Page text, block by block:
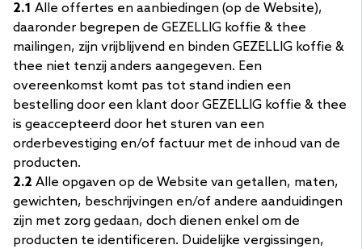
2.1 Alle offertes en aanbiedingen (op de Website),
daaronder begrepen de GEZELLIG koffie & thee
mailingen, zijn vrijblijvend en binden GEZELLIG koffie &
thee niet tenzij anders aangegeven. Een
overeenkomst komt pas tot stand indien een
bestelling door een klant door GEZELLIG koffie & thee
is geaccepteerd door het sturen van een
orderbevestiging en/of factuur met de inhoud van de
producten.
2.2 Alle opgaven op de Website van getallen, maten,
gewichten, beschrijvingen en/of andere aanduidingen
zijn met zorg gedaan, doch dienen enkel om de
producten te identificeren. Duidelijke vergissingen,